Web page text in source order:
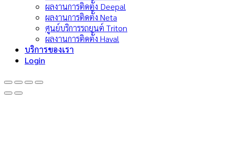
ผลงานการติดตั้ง Deepal
ผลงานการติดตั้ง Neta
ศูนย์บริการรถยนต์ Triton
ผลงานการติดตั้ง Haval
บริการของเรา
Login